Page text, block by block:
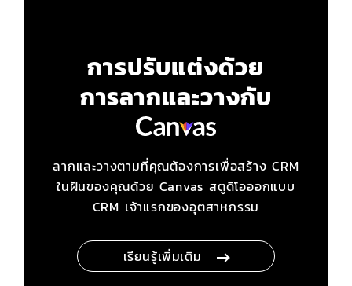
การปรับแต่งด้วย
การลากและวางกับ
ลากและวางตามที่คุณต้องการเพื่อสร้าง CRM
ในฝันของคุณด้วย Canvas สตูดิโอออกแบบ
CRM เจ้าแรกของอุตสาหกรรม
เรียนรู้เพิ่มเติม